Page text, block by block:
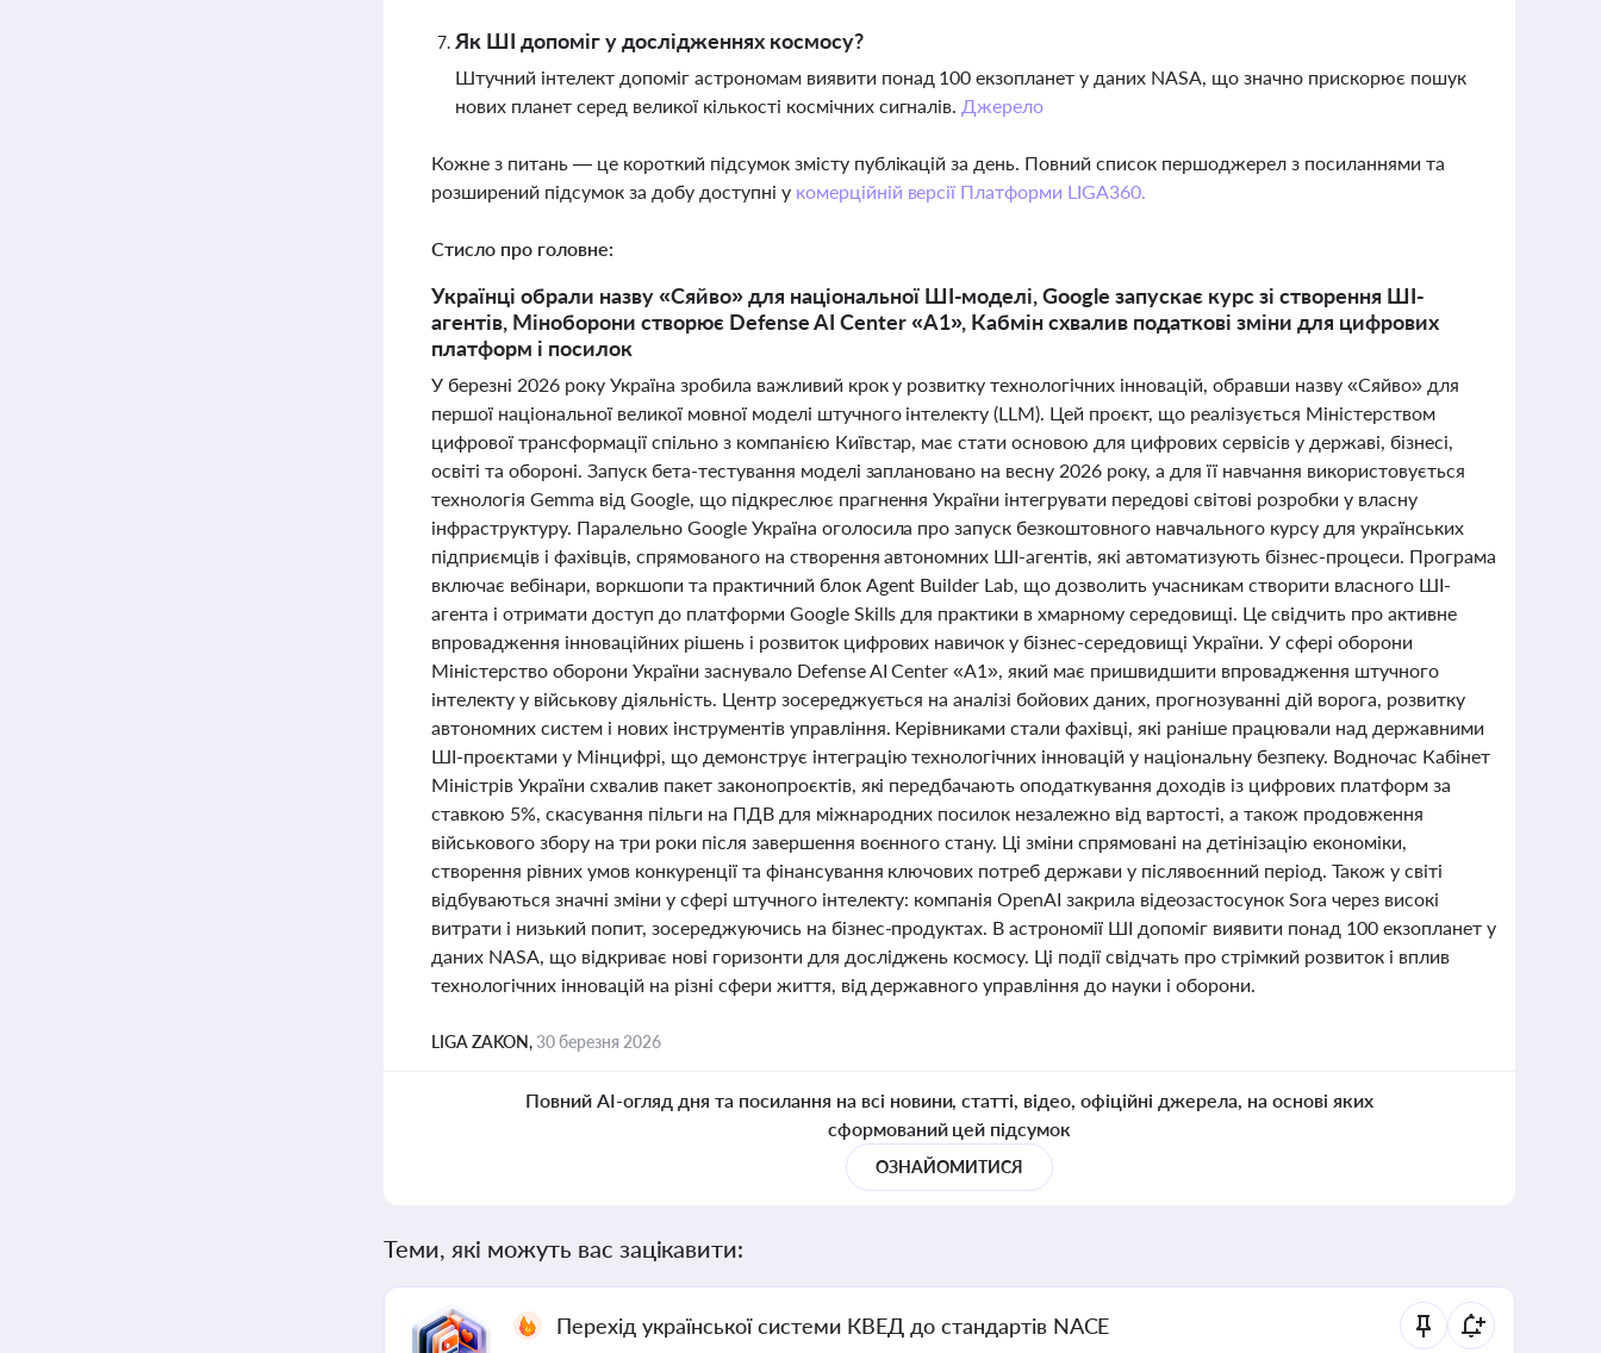
Як ШІ допоміг у дослідженнях космосу?
Штучний інтелект допоміг астрономам виявити понад 100 екзопланет у даних NASA, що значно прискорює пошук
нових планет серед великої кількості космічних сигналів. Джерело
Кожне з питань — це короткий підсумок змісту публікацій за день. Повний список першоджерел з посиланнями та
розширений підсумок за добу доступні у комерційній версії Платформи LIGA360.
Стисло про головне:
Українці обрали назву «Сяйво» для національної ШІ-моделі, Google запускає курс зі створення ШІ-
агентів, Міноборони створює Defense AI Center «A1», Кабмін схвалив податкові зміни для цифрових
платформ і посилок
У березні 2026 року Україна зробила важливий крок у розвитку технологічних інновацій, обравши назву «Сяйво» для
першої національної великої мовної моделі штучного інтелекту (LLM). Цей проєкт, що реалізується Міністерством
цифрової трансформації спільно з компанією Київстар, має стати основою для цифрових сервісів у державі, бізнесі,
освіті та обороні. Запуск бета-тестування моделі заплановано на весну 2026 року, а для її навчання використовується
технологія Gemma від Google, що підкреслює прагнення України інтегрувати передові світові розробки у власну
інфраструктуру. Паралельно Google Україна оголосила про запуск безкоштовного навчального курсу для українських
підприємців і фахівців, спрямованого на створення автономних ШІ-агентів, які автоматизують бізнес-процеси. Програма
включає вебінари, воркшопи та практичний блок Agent Builder Lab, що дозволить учасникам створити власного ШІ-
агента і отримати доступ до платформи Google Skills для практики в хмарному середовищі. Це свідчить про активне
впровадження інноваційних рішень і розвиток цифрових навичок у бізнес-середовищі України. У сфері оборони
Міністерство оборони України заснувало Defense AI Center «A1», який має пришвидшити впровадження штучного
інтелекту у військову діяльність. Центр зосереджується на аналізі бойових даних, прогнозуванні дій ворога, розвитку
автономних систем і нових інструментів управління. Керівниками стали фахівці, які раніше працювали над державними
ШІ-проєктами у Мінцифрі, що демонструє інтеграцію технологічних інновацій у національну безпеку. Водночас Кабінет
Міністрів України схвалив пакет законопроєктів, які передбачають оподаткування доходів із цифрових платформ за
ставкою 5%, скасування пільги на ПДВ для міжнародних посилок незалежно від вартості, а також продовження
військового збору на три роки після завершення воєнного стану. Ці зміни спрямовані на детінізацію економіки,
створення рівних умов конкуренції та фінансування ключових потреб держави у післявоєнний період. Також у світі
відбуваються значні зміни у сфері штучного інтелекту: компанія OpenAI закрила відеозастосунок Sora через високі
витрати і низький попит, зосереджуючись на бізнес-продуктах. В астрономії ШІ допоміг виявити понад 100 екзопланет у
даних NASA, що відкриває нові горизонти для досліджень космосу. Ці події свідчать про стрімкий розвиток і вплив
технологічних інновацій на різні сфери життя, від державного управління до науки і оборони.
LIGA ZAKON,30 березня 2026
Повний AI-огляд дня та посилання на всі новини, статті, відео, офіційні джерела, на основі яких
сформований цей підсумок
ОЗНАЙОМИТИСЯ
Теми, які можуть вас зацікавити:
Перехід української системи КВЕД до стандартів NACE